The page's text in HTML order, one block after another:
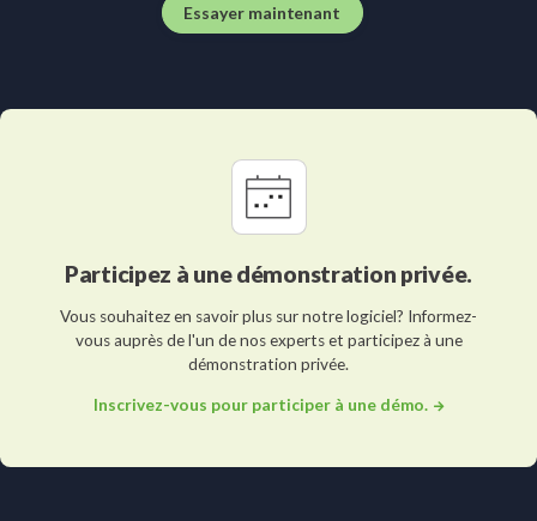
Essayer maintenant
Participez à une démonstration privée.
Vous souhaitez en savoir plus sur notre logiciel? Informez-
vous auprès de l'un de nos experts et participez à une
démonstration privée.
Inscrivez-vous pour participer à une démo.